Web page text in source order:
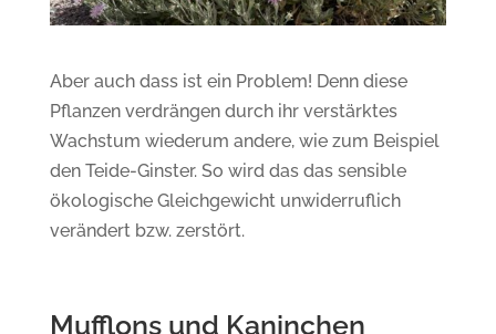
Aber auch dass ist ein Problem! Denn diese
Pflanzen verdrängen durch ihr verstärktes
Wachstum wiederum andere, wie zum Beispiel
den Teide-Ginster. So wird das das sensible
ökologische Gleichgewicht unwiderruflich
verändert bzw. zerstört.
Mufflons und Kaninchen